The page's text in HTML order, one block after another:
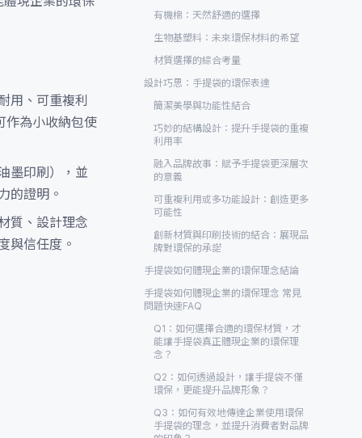
用、可重複利
作為小收納包使
墨印刷），並
的證明。
質、設計理念
與信任度。
有機棉：天然舒適的選擇
生物基塑料：未來環保材料的希望
材質選擇的綜合考量
設計巧思：手提袋的環保表達
簡潔美學與功能性結合
巧妙的結構設計：提升手提袋的重複
利用率
融入品牌故事：賦予手提袋更深層次
的意義
可重複利用或多功能設計：創造更多
可能性
創新材質與印刷技術的結合：展現品
牌對環保的承諾
手提袋如何體現企業的環保理念結論
手提袋如何體現企業的環保理念 常見
問題快速FAQ
Q1：如何選擇合適的環保材質，才
能讓手提袋真正體現企業的環保理
念？
Q2：如何透過設計，讓手提袋不僅
環保，更能提升品牌形象？
Q3：如何有效地傳達企業使用環保
手提袋的理念，並提升消費者對品牌